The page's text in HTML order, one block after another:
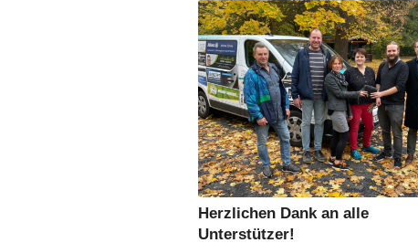
Herzlichen Dank an alle
Unterstützer!